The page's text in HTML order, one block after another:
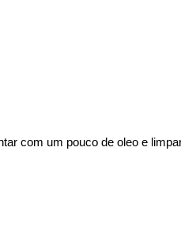
com um pouco de oleo e